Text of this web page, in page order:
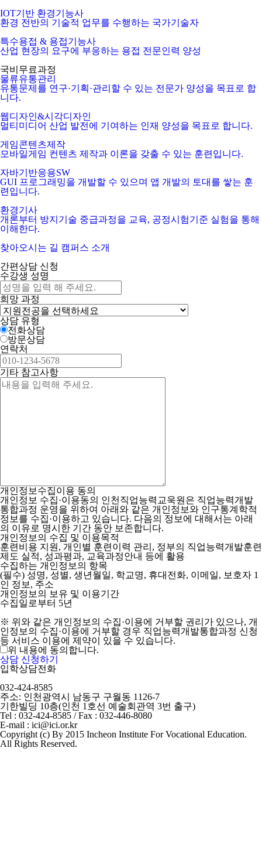
IOT기반 환경기능사
환경 전반의 기술적 업무를 수행하는 국가기술자
특수용접 & 용접기능사
산업 현장의 요구에 부응하는 용접 전문인력 양성
국비무료과정
물류유통관리
유통문제를 연구·기획·관리할 수 있는 전문가 양성을 목표로 합
니다.
웹디자인&시각디자인
멀티미디어 산업 발전에 기여하는 인재 양성을 목표로 합니다.
게임콘텐츠제작
모바일게임 컨텐츠 제작과 이론을 갖출 수 있는 훈련입니다.
자바기반응용SW
GUI 프로그래밍을 개발할 수 있으며 앱 개발의 토대를 쌓는 훈
련입니다.
환경기사
개론부터 방지기술 중급과정을 교육, 공정시험기준 실험을 통해
이해한다.
찾아오시는 길 캠퍼스 소개
간편상담 신청
수강생 성명
희망 과정
상담 유형
전화상담
방문상담
연락처
기타 참고사항
개인정보수집이용 동의
개인정보 수집·이용동의 인천직업능력교욱원은 직업능력개발
통합과정 운영을 위하여 아래와 같은 개인정보와 인구통계학적
정보를 수집·이용하고 있습니다. 다음의 정보에 대해서는 아래
의 이유로 명시한 기간 동안 보존합니다.
개인정보의 수집 및 이용목적
훈련비용 지원, 개인별 훈련이력 관리, 정부의 직업능력개발훈련
제도 실적, 성과평과, 교육과정안내 등에 활용
수집하는 개인정보의 항목
(필수) 성명, 성별, 생년월일, 학교명, 휴대전화, 이메일, 보호자 1
인 정보, 주소
개인정보의 보유 및 이용기간
수집일로부터 5년
※ 위와 같은 개인정보의 수집·이용에 거부할 권리가 있으나, 개
인정보의 수집·이용에 거부할 경우 직업능력개발통합과정 신청
등 서비스 이용에 제약이 있을 수 있습니다.
위 내용에 동의합니다.
상담 신청하기
입학상담전화
032-424-8585
주소: 인천광역시 남동구 구월동 1126-7
기한빌딩 10층(인천 1호선 예술회관역 3번 출구)
Tel : 032-424-8585 / Fax : 032-446-8080
E-mail : ici@ici.or.kr
Copyright (c) By 2015 Incheon Institute For Vocational Education.
All Rights Reserved.